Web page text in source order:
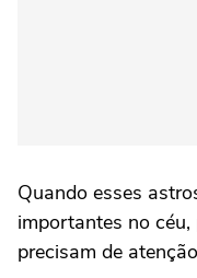
Quando esses
importantes no
precisam de